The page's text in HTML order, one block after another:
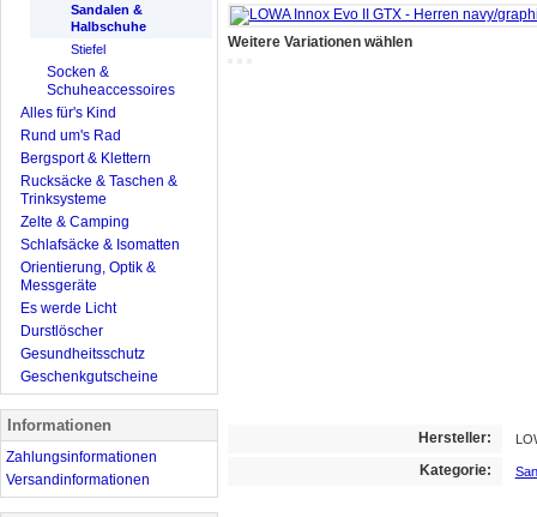
Weitere Variationen wählen
Hersteller:
Kategorie:
Sandalen &
Halbschuhe
Stiefel
Socken &
Schuheaccessoires
Alles für's Kind
Rund um's Rad
Bergsport & Klettern
Rucksäcke & Taschen &
Trinksysteme
Zelte & Camping
Schlafsäcke & Isomatten
Orientierung, Optik &
Messgeräte
Es werde Licht
Durstlöscher
Gesundheitsschutz
Geschenkgutscheine
Informationen
Zahlungsinformationen
Versandinformationen